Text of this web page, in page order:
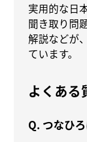
実用的な日
聞き取り問
解説などが
ています。
よくある
Q. つなひ